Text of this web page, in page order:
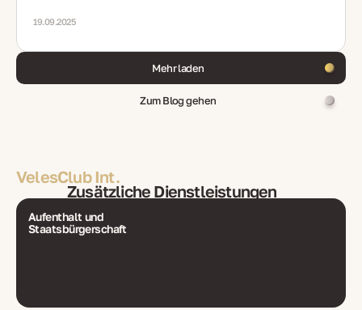
19.09.2025
Mehr laden
Zum Blog gehen
VelesClub Int.
Zusätzliche Dienstleistungen
Aufenthalt und
Staatsbürgerschaft